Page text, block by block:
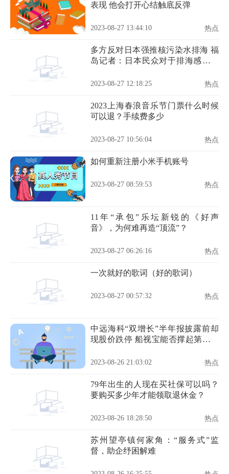
表现 他会打开心结触底反弹
2023-08-27 13:44:10 热点
多方反对日本强推核污染水排海 福
岛记者：日本民众对于排海感到愤
2023-08-27 12:18:25 热点
2023上海春浪音乐节门票什么时候
可以退？手续费多少
2023-08-27 10:56:04 热点
如何重新注册小米手机账号
2023-08-27 08:59:53 热点
11年“承包”乐坛新锐的《好声
音》，为何难再造“顶流”？
2023-08-27 06:26:16 热点
一次就好的歌词（好的歌词）
2023-08-27 00:57:32 热点
中远海科“双增长”半年报披露前却
现股价跌停 船视宝能否撑起第二增
2023-08-26 21:03:02 热点
79年出生的人现在买社保可以吗？
要购买多少年才能领取退休金？
2023-08-26 18:28:50 热点
苏州望亭镇何家角：“服务式”监
督，助企纾困解难